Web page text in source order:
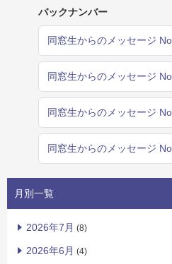
バックナンバー
同窓生からのメッセージ
同窓生からのメッセージ
同窓生からのメッセージ
同窓生からのメッセージ
月別一覧
2026年7月 (8)
2026年6月 (4)